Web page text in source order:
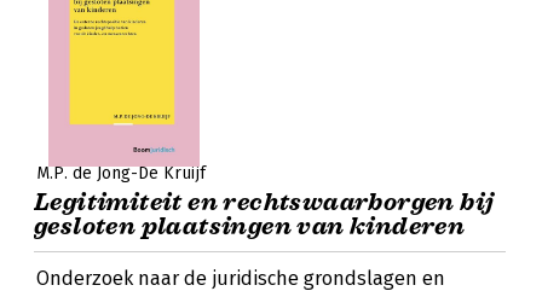
M.P. de Jong-De Kruijf
Legitimiteit en rechtswaarborgen bij
gesloten plaatsingen van kinderen
Onderzoek naar de juridische grondslagen en